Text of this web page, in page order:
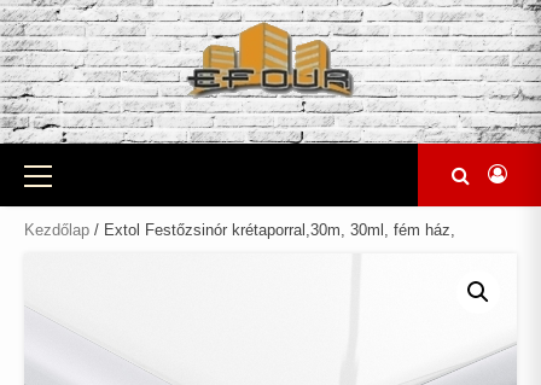
Skip
to
content
Primary
Menu
Kezdőlap / Extol Festőzsinór krétaporral,30m, 30ml, fém ház,